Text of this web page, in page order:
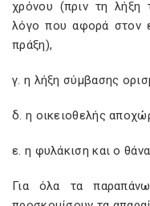
χρόνου (πριν τη λήξη
λόγο που αφορά στον
πράξη),
γ. η λήξη σύμβασης
δ. η οικειοθελής
ε. η φυλάκιση και ο
Για όλα τα